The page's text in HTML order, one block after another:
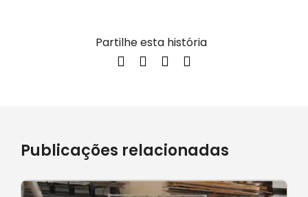
Partilhe esta história
Publicações relacionadas